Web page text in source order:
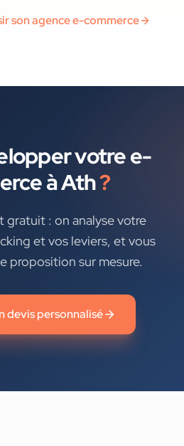
son agence e-commerce
votree-
àAth?
gratuit : on analyse votre
et vos leviers, et vous
proposition sur mesure.
devis personnalisé